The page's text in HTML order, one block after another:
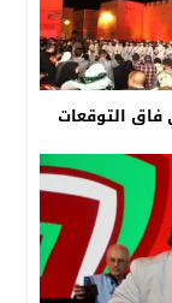
فاق التوقعات